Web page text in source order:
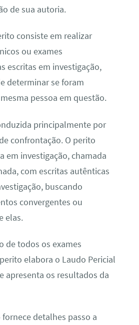
de sua autoria.
consiste em realizar
ou exames
escritas em investigação,
determinar se foram
pessoa em questão.
principalmente por
confrontação. O perito
em investigação, chamada
com escritas autênticas
buscando
convergentes ou
elas.
de todos os exames
elabora o Laudo Pericial
apresenta os resultados da
detalhes passo a